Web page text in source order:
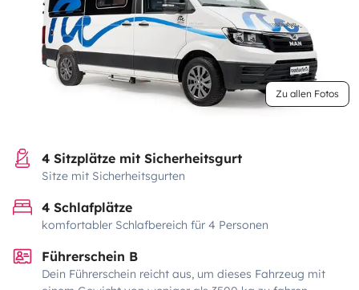
Zu allen Fotos
4 Sitzplätze mit Sicherheitsgurt
Sitze mit Sicherheitsgurten
4 Schlafplätze
komfortabler Schlafbereich für 4 Personen
Führerschein B
Dein Führerschein reicht aus, um dieses Fahrzeug mit